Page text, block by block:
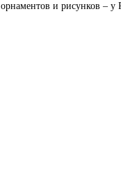
орнаментов и рисунков – у